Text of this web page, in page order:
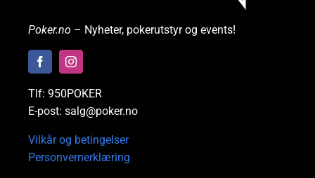
Poker.no – Nyheter, pokerutstyr og events!
Tlf: 950POKER
E-post: salg@poker.no
Vilkår og betingelser
Personvernerklæring